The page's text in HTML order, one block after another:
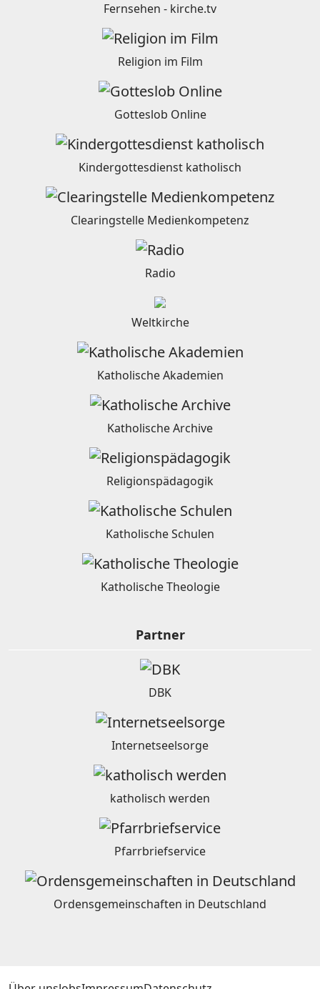
Fernsehen - kirche.tv
Religion im Film
Gotteslob Online
Kindergottesdienst katholisch
Clearingstelle Medienkompetenz
Radio
Weltkirche
Katholische Akademien
Katholische Archive
Religionspädagogik
Katholische Schulen
Katholische Theologie
Partner
DBK
Internetseelsorge
katholisch werden
Pfarrbriefservice
Ordensgemeinschaften in Deutschland